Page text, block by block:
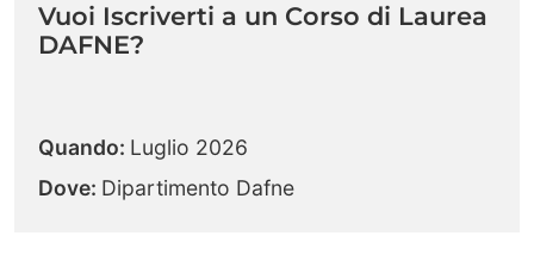
Vuoi Iscriverti a un Corso di Laurea
DAFNE?
Quando: Luglio 2026
Dove: Dipartimento Dafne